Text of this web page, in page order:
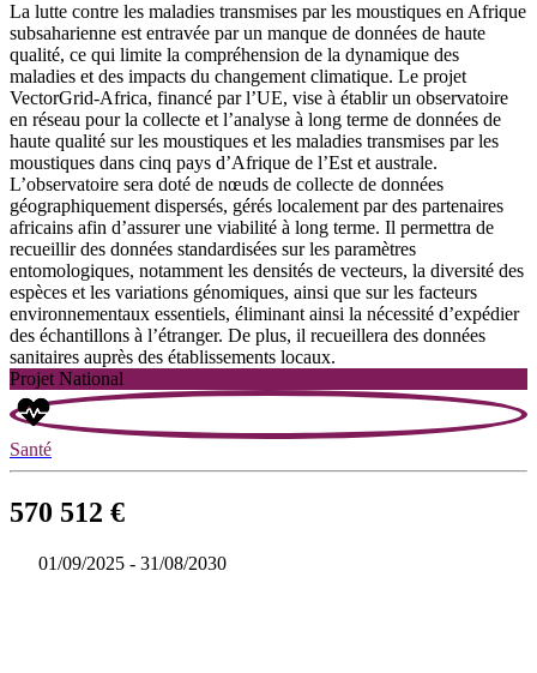
La lutte contre les maladies transmises par les moustiques en Afrique
subsaharienne est entravée par un manque de données de haute
qualité, ce qui limite la compréhension de la dynamique des
maladies et des impacts du changement climatique. Le projet
VectorGrid-Africa, financé par l’UE, vise à établir un observatoire
en réseau pour la collecte et l’analyse à long terme de données de
haute qualité sur les moustiques et les maladies transmises par les
moustiques dans cinq pays d’Afrique de l’Est et australe.
L’observatoire sera doté de nœuds de collecte de données
géographiquement dispersés, gérés localement par des partenaires
africains afin d’assurer une viabilité à long terme. Il permettra de
recueillir des données standardisées sur les paramètres
entomologiques, notamment les densités de vecteurs, la diversité des
espèces et les variations génomiques, ainsi que sur les facteurs
environnementaux essentiels, éliminant ainsi la nécessité d’expédier
des échantillons à l’étranger. De plus, il recueillera des données
sanitaires auprès des établissements locaux.
Projet National
Santé
570 512 €
01/09/2025 - 31/08/2030